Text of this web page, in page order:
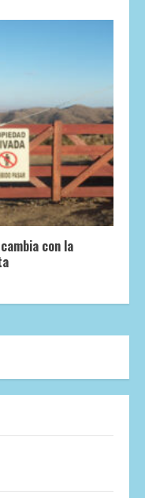
con la